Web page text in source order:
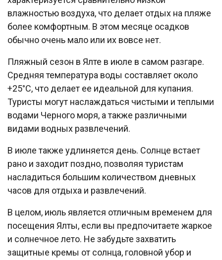
влажностью воздуха, что делает отдых на пляже
более комфортным. В этом месяце осадков
обычно очень мало или их вовсе нет.
Пляжный сезон в Ялте в июле в самом разгаре.
Средняя температура воды составляет около
+25°C, что делает ее идеальной для купания.
Туристы могут наслаждаться чистыми и теплыми
водами Черного моря, а также различными
видами водных развлечений.
В июле также удлиняется день. Солнце встает
рано и заходит поздно, позволяя туристам
насладиться большим количеством дневных
часов для отдыха и развлечений.
В целом, июль является отличным временем для
посещения Ялты, если вы предпочитаете жаркое
и солнечное лето. Не забудьте захватить
защитные кремы от солнца, головной убор и